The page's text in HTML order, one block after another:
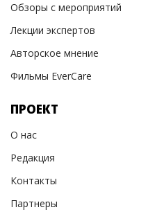
Обзоры с мероприятий
Лекции экспертов
Авторское мнение
Фильмы EverCare
ПРОЕКТ
О нас
Редакция
Контакты
Партнеры